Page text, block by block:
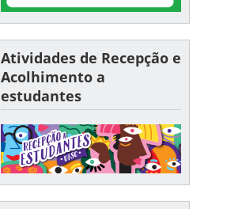
Atividades de Recepção e
Acolhimento a
estudantes